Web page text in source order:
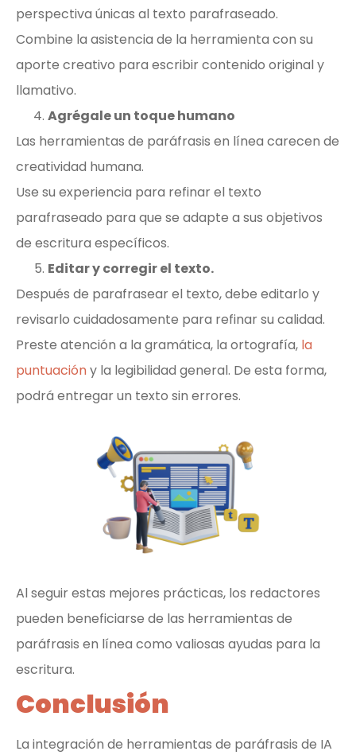
perspectiva únicas al texto parafraseado.
Combine la asistencia de la herramienta con su
aporte creativo para escribir contenido original y
llamativo.
Agrégale un toque humano
Las herramientas de paráfrasis en línea carecen de
creatividad humana.
Use su experiencia para refinar el texto
parafraseado para que se adapte a sus objetivos
de escritura específicos.
Editar y corregir el texto.
Después de parafrasear el texto, debe editarlo y
revisarlo cuidadosamente para refinar su calidad.
Preste atención a la gramática, la ortografía, la
puntuacióny la legibilidad general. De esta forma,
podrá entregar un texto sin errores.
Al seguir estas mejores prácticas, los redactores
pueden beneficiarse de las herramientas de
paráfrasis en línea como valiosas ayudas para la
escritura.
Conclusión
La integración de herramientas de paráfrasis de IA